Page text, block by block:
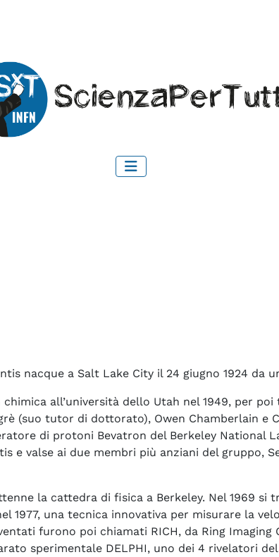
nacque a Salt Lake City il 24 giugno 1924 da
all’università dello Utah nel 1949, per
(suo tutor di dottorato), Owen Chamberlain e
di protoni Bevatron del Berkeley National
e valse ai due membri più anziani del gruppo,
la cattedra di fisica a Berkeley. Nel 1969 si
1977, una tecnica innovativa per misurare la
furono poi chiamati RICH, da Ring
sperimentale DELPHI, uno dei 4 rivelatori